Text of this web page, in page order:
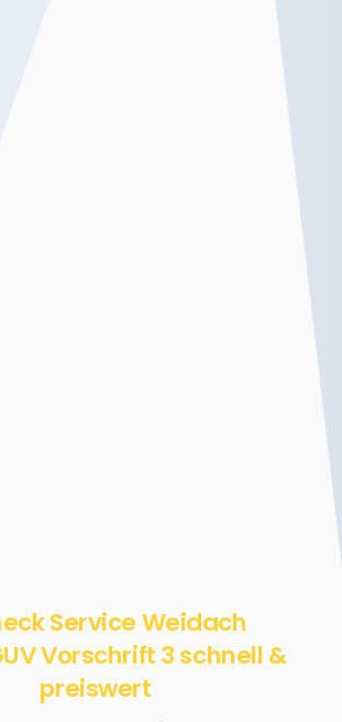
Service Weidach
Vorschrift 3 schnell &
preiswert